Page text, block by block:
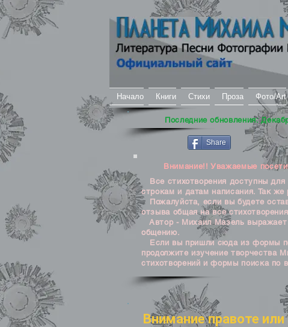
Начало Книги Стихи Проза Фото/Art
Последние обновления:
Share
Внимание!! Уважаемые
Все стихотворения доступны для
строкам и датам написания. Так же
Пожалуйста, если вы будете
отзыва общая на все
Автор - Михаил Мазель выражает
общению.
Если вы пришли сюда из формы
продолжите изучение творчества
стихотворений и формы поиска по
Внимание правоте